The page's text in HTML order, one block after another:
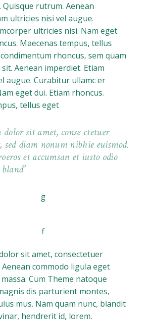
rutrum. Aenean
ultricies nisi vel augue.
ultricies nisi. Nam eget
Maecenas tempus, tellus
rhoncus, sem quam
Aenean imperdiet. Etiam
augue. Curabitur ullamc er
eget dui. Etiam rhoncus.
tellus eget
sit amet, conse ctetuer
sed diam nonum nibhie euismod.
et accumsan et iusto odio
sit amet, consectetuer
commodo ligula eget
Cum Theme natoque
dis parturient montes,
mus. Nam quam nunc, blandit
hendrerit id, lorem.